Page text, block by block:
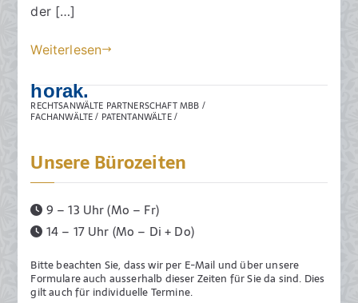
l
0
4
der […]
Weiterlesen
horak.
RECHTSANWÄLTE PARTNERSCHAFT MBB /
FACHANWÄLTE / PATENTANWÄLTE /
Unsere Bürozeiten
9 – 13 Uhr (Mo – Fr)
14 – 17 Uhr (Mo – Di + Do)
Bitte beachten Sie, dass wir per E-Mail und über unsere
Formulare auch ausserhalb dieser Zeiten für Sie da sind. Dies
gilt auch für individuelle Termine.